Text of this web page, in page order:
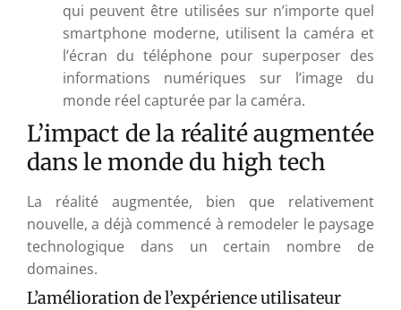
qui peuvent être utilisées sur n’importe quel
smartphone moderne, utilisent la caméra et
l’écran du téléphone pour superposer des
informations numériques sur l’image du
monde réel capturée par la caméra.
L’impact de la réalité augmentée
dans le monde du high tech
La réalité augmentée, bien que relativement
nouvelle, a déjà commencé à remodeler le paysage
technologique dans un certain nombre de
domaines.
L’amélioration de l’expérience utilisateur